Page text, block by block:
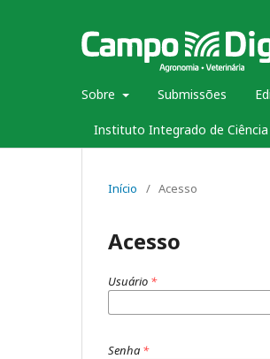
Sobre Submissões
Instituto Integrado de
Início / Acesso
Acesso
Usuário *
Senha *